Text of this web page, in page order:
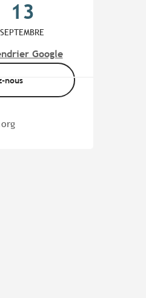
13
SEPTEMBRE
Google
nous